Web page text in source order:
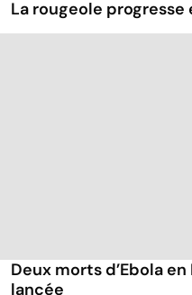
La rougeole progresse
Deux morts d’Ebola
lancée